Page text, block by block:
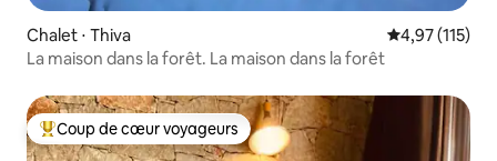
Chalet ⋅ Thiva Évaluation
4,97 (115)
La maison dans la forêt. La maison dans la forêt
Coups de cœur voyageurs les plus appréciés
Coup de cœur voyageurs